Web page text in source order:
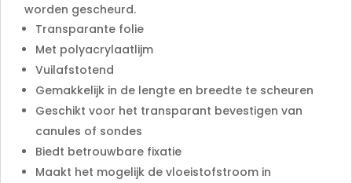
worden gescheurd.
Transparante folie
Met polyacrylaatlijm
Vuilafstotend
Gemakkelijk in de lengte en breedte te scheuren
Geschikt voor het transparant bevestigen van
canules of sondes
Biedt betrouwbare fixatie
Maakt het mogelijk de vloeistofstroom in